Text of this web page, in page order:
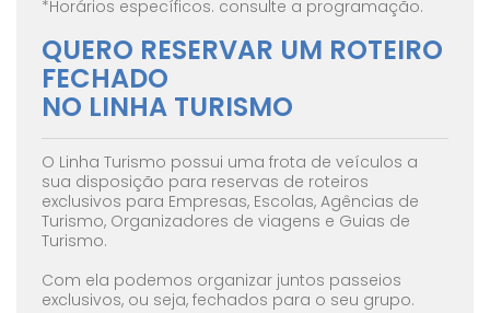
*Horários específicos. consulte a programação.
QUERO RESERVAR UM ROTEIRO
FECHADO
NO LINHA TURISMO
O Linha Turismo possui uma frota de veículos a
sua disposição para reservas de roteiros
exclusivos para Empresas, Escolas, Agências de
Turismo, Organizadores de viagens e Guias de
Turismo.
Com ela podemos organizar juntos passeios
exclusivos, ou seja, fechados para o seu grupo.